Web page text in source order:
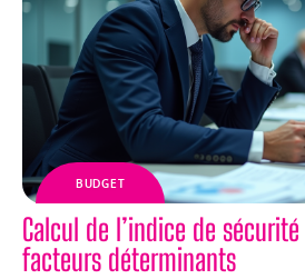
BUDGET
Calcul de l’indice de
facteurs déterminants